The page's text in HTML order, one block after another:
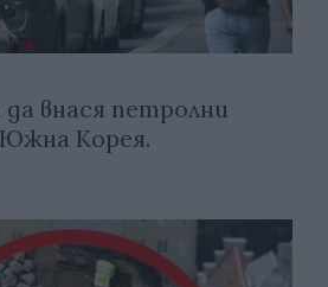
да внася петролни
Корея.